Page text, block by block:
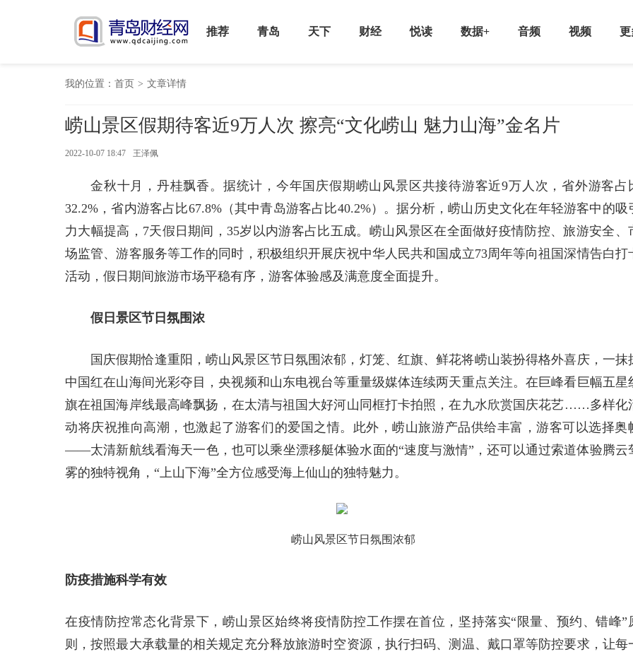
推荐 青岛 天下 财经 悦读 数据+ 音频 视频 更
我的位置： 首页 > 文章详情
崂山景区假期待客近9万人次 擦亮“文化崂山 魅力山海”金名片
2022-10-07 18:47 王泽佩
金秋十月，丹桂飘香。据统计，今年国庆假期崂山风景区共接待游客近9万人次，省外游客占
32.2%，省内游客占比67.8%（其中青岛游客占比40.2%）。据分析，崂山历史文化在年轻游客中的吸
力大幅提高，7天假日期间，35岁以内游客占比五成。崂山风景区在全面做好疫情防控、旅游安全、
场监管、游客服务等工作的同时，积极组织开展庆祝中华人民共和国成立73周年等向祖国深情告白打
活动，假日期间旅游市场平稳有序，游客体验感及满意度全面提升。
假日景区节日氛围浓
国庆假期恰逢重阳，崂山风景区节日氛围浓郁，灯笼、红旗、鲜花将崂山装扮得格外喜庆，一抹
中国红在山海间光彩夺目，央视频和山东电视台等重量级媒体连续两天重点关注。在巨峰看巨幅五星
旗在祖国海岸线最高峰飘扬，在太清与祖国大好河山同框打卡拍照，在九水欣赏国庆花艺……多样化
动将庆祝推向高潮，也激起了游客们的爱国之情。此外，崂山旅游产品供给丰富，游客可以选择奥
——太清新航线看海天一色，也可以乘坐漂移艇体验水面的“速度与激情”，还可以通过索道体验腾云
雾的独特视角，“上山下海”全方位感受海上仙山的独特魅力。
崂山风景区节日氛围浓郁
防疫措施科学有效
在疫情防控常态化背景下，崂山景区始终将疫情防控工作摆在首位，坚持落实“限量、预约、错峰”
则，按照最大承载量的相关规定充分释放旅游时空资源，执行扫码、测温、戴口罩等防控要求，让每